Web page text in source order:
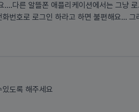
....다른 알뜰폰 애플리케이션에서는 그냥
로그인 하라고 하면 불편해요... 그리고 앱에서 자꾸 튕겨지
도록 해주세요